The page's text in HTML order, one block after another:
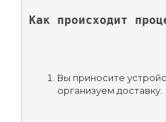
Как происходит
Вы приносите
организуем доставку.